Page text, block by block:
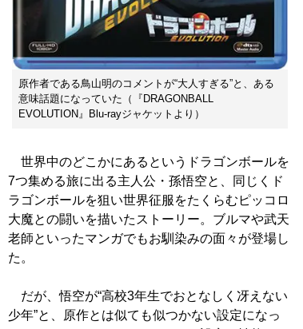
原作者である鳥山明のコメントが“大人すぎる”と、ある
意味話題になっていた（『DRAGONBALL
EVOLUTION』Blu-rayジャケットより）
世界中のどこかにあるというドラゴンボールを
7つ集める旅に出る主人公・孫悟空と、同じくド
ラゴンボールを狙い世界征服をたくらむピッコロ
大魔との闘いを描いたストーリー。ブルマや武天
老師といったマンガでもお馴染みの面々が登場し
た。
だが、悟空が“高校3年生でおとなしく冴えない
少年”と、原作とは似ても似つかない設定になっ